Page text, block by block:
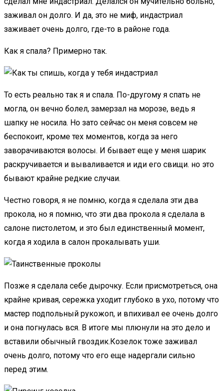
заживал он долго. И да, это не миф, индастриал
заживает очень долго, где-то в районе года.
Как я спала? Примерно так.
То есть реально так я и спала. По-другому я спать не
могла, он вечно болел, замерзал на морозе, ведь я
шапку не носила. Но зато сейчас он меня совсем не
беспокоит, кроме тех моментов, когда за него
заворачиваются волосы. И бывает еще у меня шарик
раскручивается и вываливается и иди его свищи. но это
бывают крайне редкие случаи.
Честно говоря, я не помню, когда я сделала эти два
прокола, но я помню, что эти два прокола я сделала в
салоне пистолетом, и это был единственный момент,
когда я ходила в салон прокалывать уши.
Позже я сделала себе дырочку. Если присмотреться, она
крайне кривая, сережка уходит глубоко в ухо, потому что
мастер подпольный рукожоп, и впихивал ее очень долго
и она погнулась вся. В итоге мы плюнули на это дело и
вставили обычный гвоздик.Козелок тоже заживал
очень долго, потому что его еще надергали сильно
перед этим.